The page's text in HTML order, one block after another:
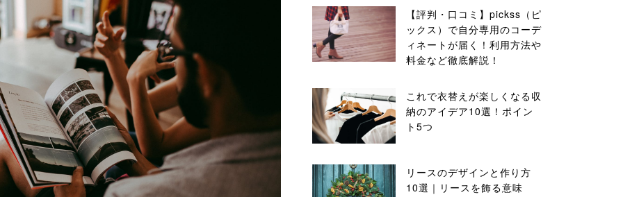
【評判・口コミ】pickss（ピ
ックス）で自分専用のコーデ
ィネートが届く！利用方法や
料金など徹底解説！
これで衣替えが楽しくなる収
納のアイデア10選！ポイン
ト5つ
リースのデザインと作り方
10選｜リースを飾る意味